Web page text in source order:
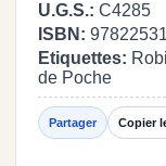
U.G.S.: C4285
ISBN:
Etiquettes:
de Poche
Partager Copier